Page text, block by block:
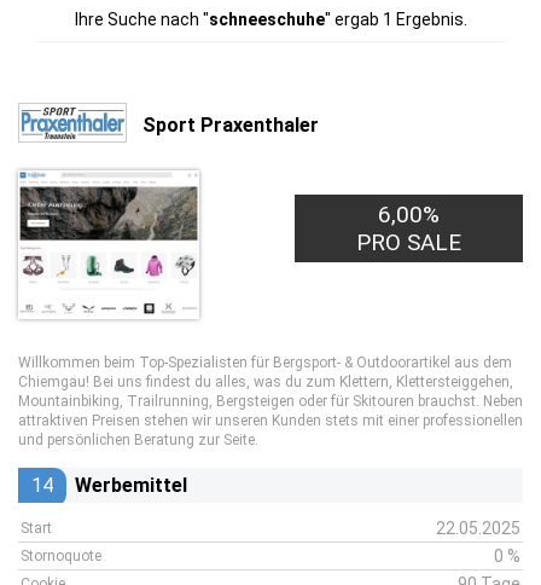
Ihre Suche nach "schneeschuhe" ergab 1 Ergebnis.
Sport Praxenthaler
6,00%
PRO SALE
Willkommen beim Top-Spezialisten für Bergsport- & Outdoorartikel aus dem
Chiemgau! Bei uns findest du alles, was du zum Klettern, Klettersteiggehen,
Mountainbiking, Trailrunning, Bergsteigen oder für Skitouren brauchst. Neben
attraktiven Preisen stehen wir unseren Kunden stets mit einer professionellen
und persönlichen Beratung zur Seite.
14 Werbemittel
Start 22.05.2025
Stornoquote 0 %